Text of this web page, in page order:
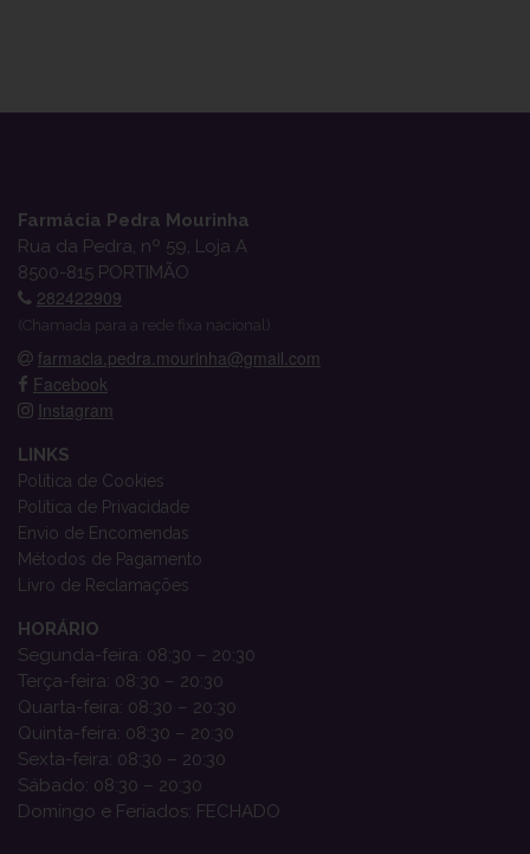
Farmácia Pedra Mourinha
Rua da Pedra, nº 59, Loja A
8500-815 PORTIMÃO
282422909
(Chamada para a rede fixa nacional)
farmacia.pedra.mourinha@gmail.com
Facebook
Instagram
LINKS
Política de Cookies
Política de Privacidade
Envio de Encomendas
Métodos de Pagamento
Livro de Reclamações
HORÁRIO
Segunda-feira: 08:30 – 20:30
Terça-feira: 08:30 – 20:30
Quarta-feira: 08:30 – 20:30
Quinta-feira: 08:30 – 20:30
Sexta-feira: 08:30 – 20:30
Sábado: 08:30 – 20:30
Domingo e Feriados: FECHADO